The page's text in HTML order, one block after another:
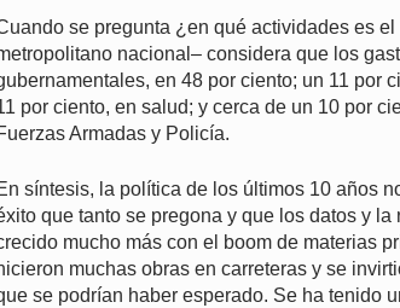
se pregunta ¿en qué actividades es
nacional– considera que los
en 48 por ciento; un 11 por
por ciento, en salud; y cerca de un 10 por
Armadas y Policía.
síntesis, la política de los últimos 10 años
que tanto se pregona y que los datos y
mucho más con el boom de materias
muchas obras en carreteras y se
se podrían haber esperado. Se ha tenido